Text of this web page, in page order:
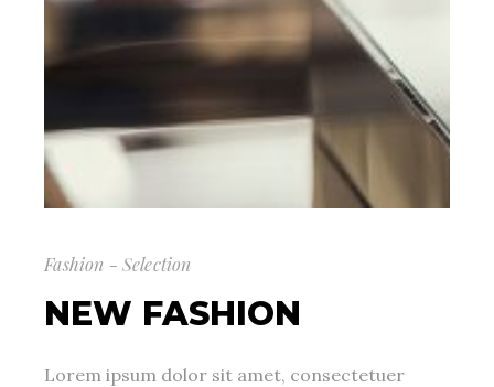
Fashion - Selection
NEW FASHION
Lorem ipsum dolor sit amet, consectetuer